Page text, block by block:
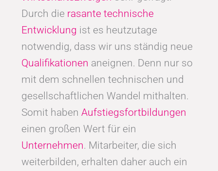
Durch die rasante technische
Entwicklung ist es heutzutage
notwendig, dass wir uns ständig neue
Qualifikationen aneignen. Denn nur so
mit dem schnellen technischen und
gesellschaftlichen Wandel mithalten.
Somit haben Aufstiegsfortbildungen
einen großen Wert für ein
Unternehmen. Mitarbeiter, die sich
weiterbilden, erhalten daher auch ein